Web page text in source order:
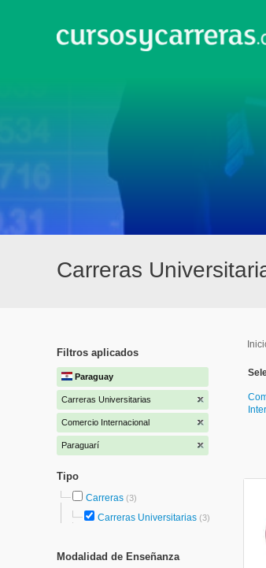
Carreras
Filtros aplicados
Paraguay
Carreras Universitarias
Comercio Internacional
Paraguarí
Tipo
Carreras (3)
Carreras Universitarias (3)
Modalidad de Enseñanza